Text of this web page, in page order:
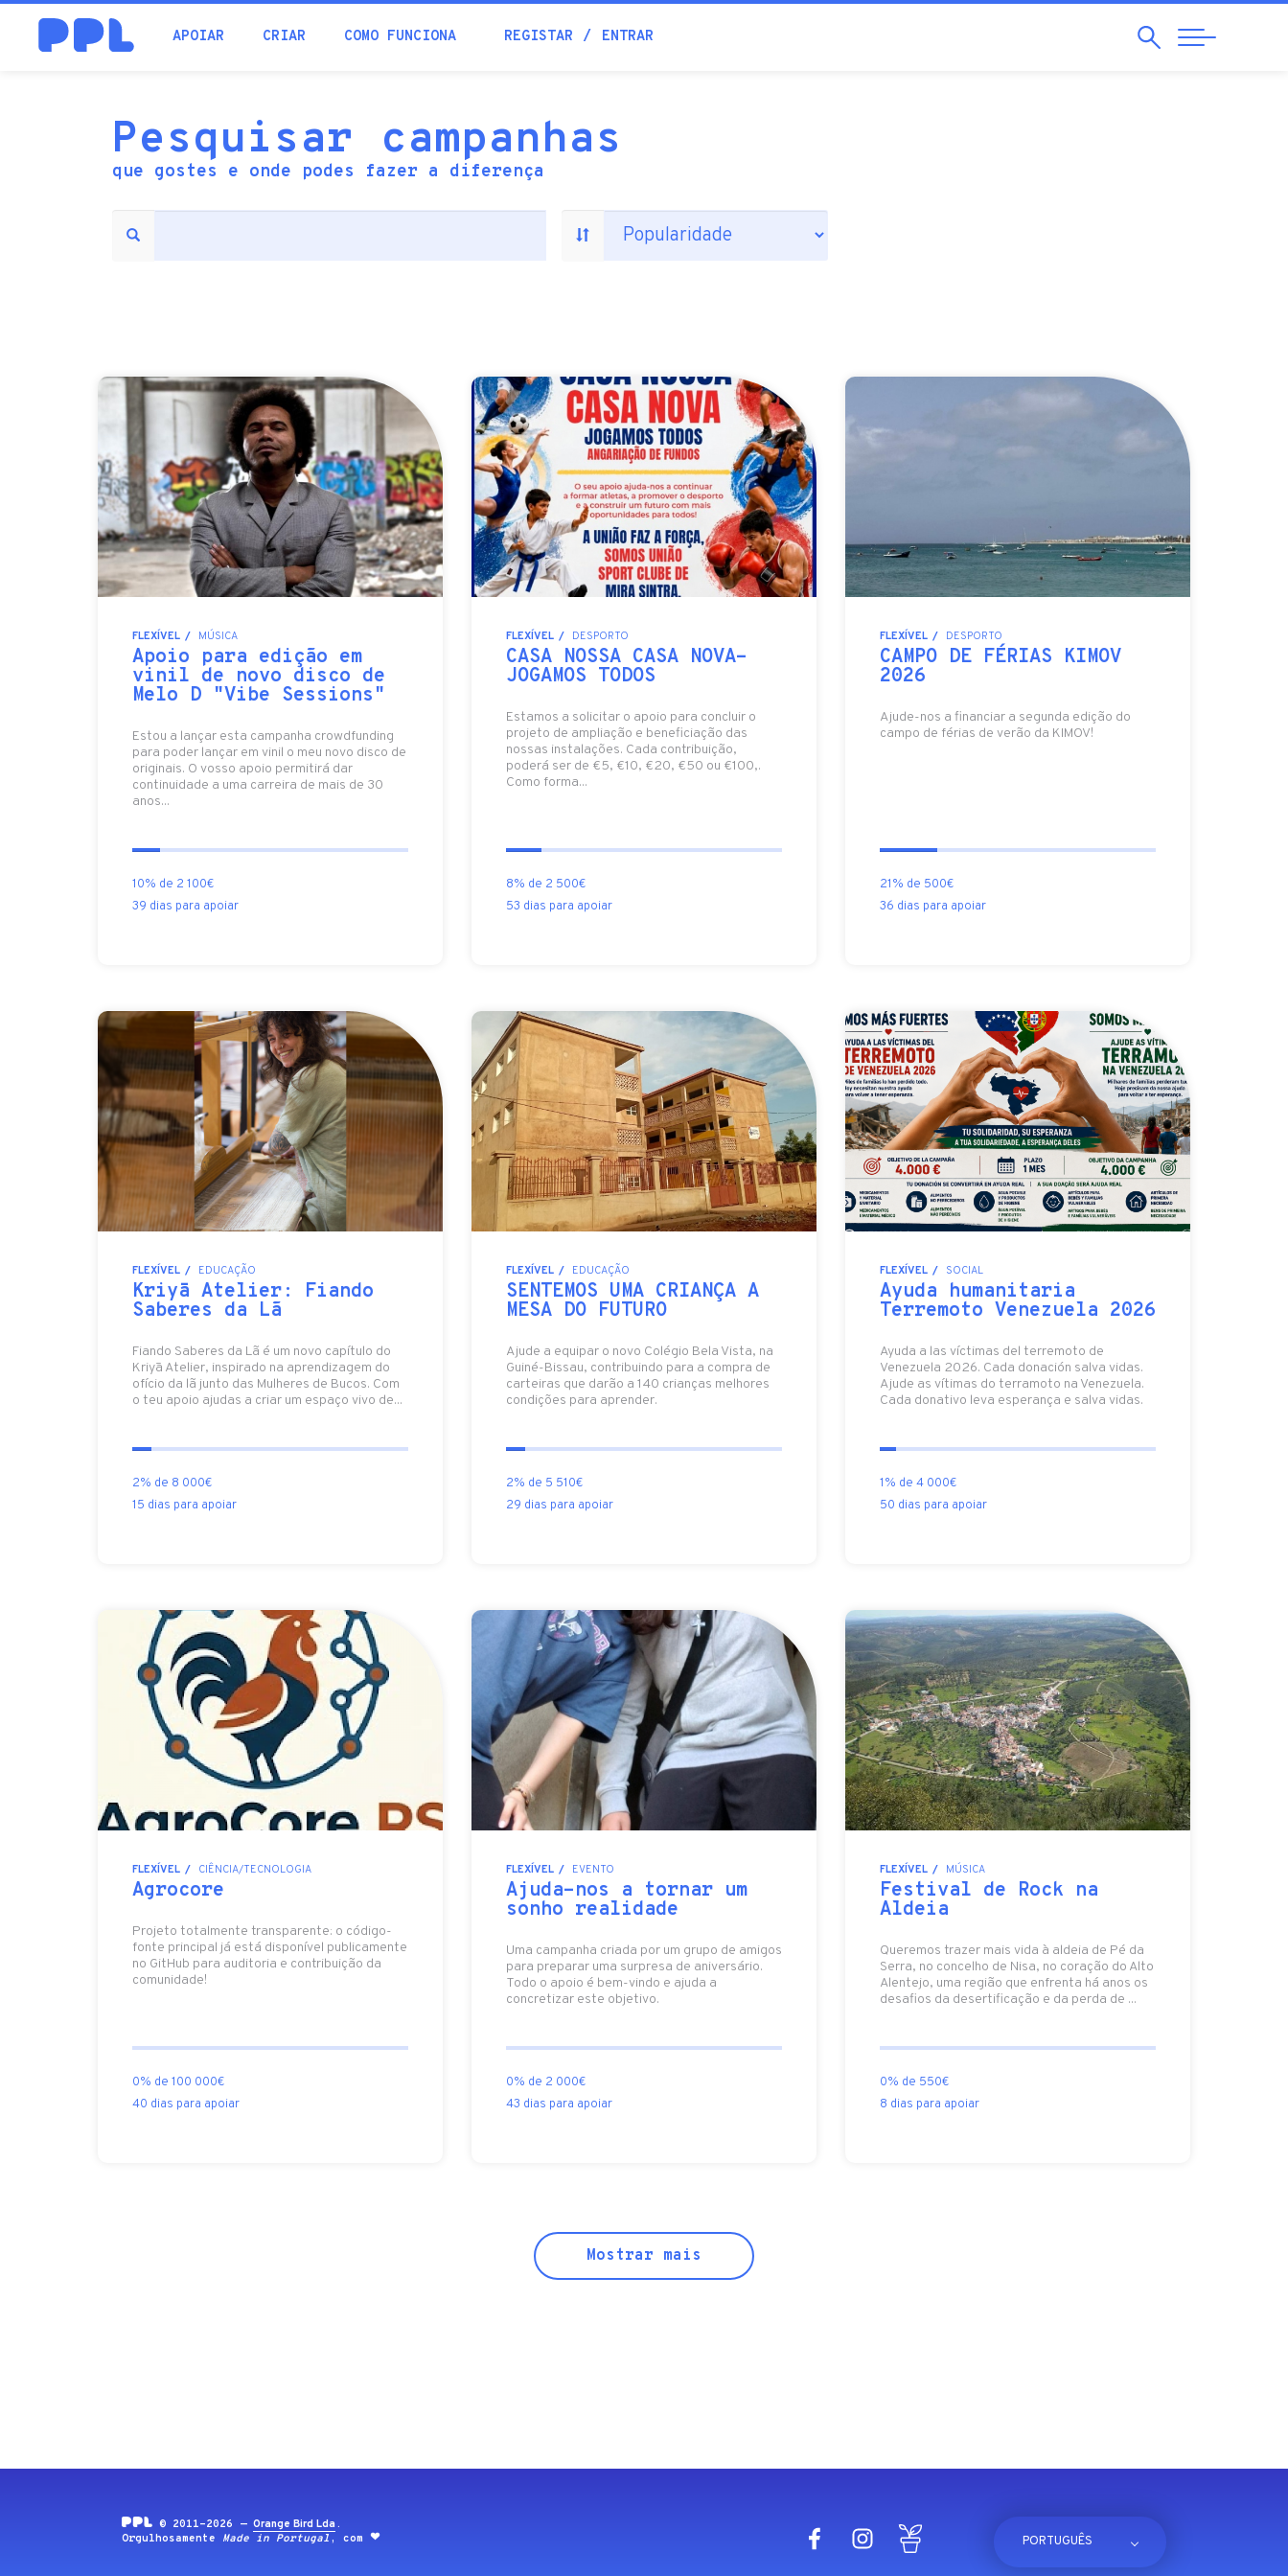
APOIAR CRIAR COMO FUNCIONA REGISTAR ENTRAR Pesquisar
Abrir
Navegação
procura
Pesquisar campanhas
que gostes e onde podes fazer a diferença
FLEXÍVEL MÚSICA
Apoio para edição em
vinil de novo disco de
Melo D "Vibe Sessions"
Estou a lançar esta campanha crowdfunding
para poder lançar em vinil o meu novo disco de
originais. O vosso apoio permitirá dar
continuidade a uma carreira de mais de 30
anos...
10% de 2 100€
39 dias para apoiar
FLEXÍVEL DESPORTO
CASA NOSSA CASA NOVA-
JOGAMOS TODOS
Estamos a solicitar o apoio para concluir o
projeto de ampliação e beneficiação das
nossas instalações. Cada contribuição,
poderá ser de €5, €10, €20, €50 ou €100,.
Como forma...
8% de 2 500€
53 dias para apoiar
FLEXÍVEL DESPORTO
CAMPO DE FÉRIAS KIMOV
2026
Ajude-nos a financiar a segunda edição do
campo de férias de verão da KIMOV!
21% de 500€
36 dias para apoiar
FLEXÍVEL EDUCAÇÃO
Kriyā Atelier: Fiando
Saberes da Lã
Fiando Saberes da Lã é um novo capítulo do
Kriyā Atelier, inspirado na aprendizagem do
ofício da lã junto das Mulheres de Bucos. Com
o teu apoio ajudas a criar um espaço vivo de...
2% de 8 000€
15 dias para apoiar
FLEXÍVEL EDUCAÇÃO
SENTEMOS UMA CRIANÇA A
MESA DO FUTURO
Ajude a equipar o novo Colégio Bela Vista, na
Guiné-Bissau, contribuindo para a compra de
carteiras que darão a 140 crianças melhores
condições para aprender.
2% de 5 510€
29 dias para apoiar
FLEXÍVEL SOCIAL
Ayuda humanitaria
Terremoto Venezuela 2026
Ayuda a las víctimas del terremoto de
Venezuela 2026. Cada donación salva vidas.
Ajude as vítimas do terramoto na Venezuela.
Cada donativo leva esperança e salva vidas.
1% de 4 000€
50 dias para apoiar
FLEXÍVEL CIÊNCIA/TECNOLOGIA
Agrocore
Projeto totalmente transparente: o código-
fonte principal já está disponível publicamente
no GitHub para auditoria e contribuição da
comunidade!
0% de 100 000€
40 dias para apoiar
FLEXÍVEL EVENTO
Ajuda-nos a tornar um
sonho realidade
Uma campanha criada por um grupo de amigos
para preparar uma surpresa de aniversário.
Todo o apoio é bem-vindo e ajuda a
concretizar este objetivo.
0% de 2 000€
43 dias para apoiar
FLEXÍVEL MÚSICA
Festival de Rock na
Aldeia
Queremos trazer mais vida à aldeia de Pé da
Serra, no concelho de Nisa, no coração do Alto
Alentejo, uma região que enfrenta há anos os
desafios da desertificação e da perda de ...
0% de 550€
8 dias para apoiar
Mostrar mais
FacebookInstagram PORTUGUÊS
© 2011-2026 — Orange Bird Lda .
Orgulhosamente Made in Portugal , com